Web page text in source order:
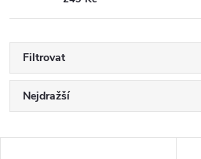
Filtrovat
Ř
a
Nejdražší